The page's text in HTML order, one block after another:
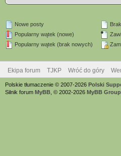
Nowe posty
Popularny wątek (nowe)
Popularny wątek (brak nowych)
Ekipa forum TJKP Wróć do góry
Polskie tłumaczenie © 2007-2026 Polski
Silnik forum MyBB , © 2002-2026 MyBB Group